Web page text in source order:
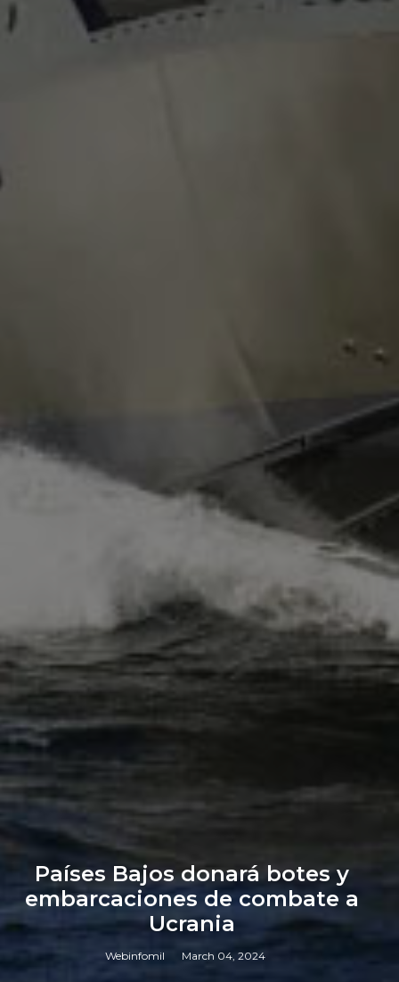
Países Bajos donará botes y
embarcaciones de combate a
Ucrania
Webinfomil March 04, 2024